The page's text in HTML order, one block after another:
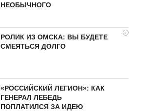
НЕОБЫЧНОГО
i
РОЛИК ИЗ ОМСКА: ВЫ БУДЕТЕ
СМЕЯТЬСЯ ДОЛГО
«РОССИЙСКИЙ ЛЕГИОН»: КАК
ГЕНЕРАЛ ЛЕБЕДЬ
ПОПЛАТИЛСЯ ЗА ИДЕЮ